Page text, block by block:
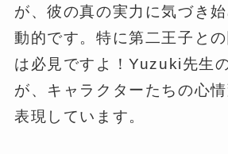
が、彼の真の実力に気づき
動的です。特に第二王子と
は必見ですよ！Yuzuki先生
が、キャラクターたちの心
表現しています。